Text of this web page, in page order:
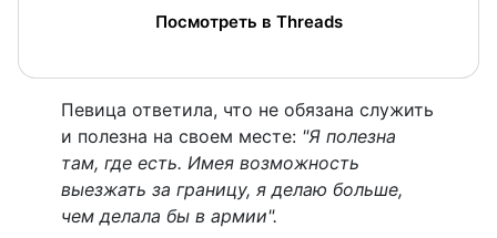
Посмотреть в Threads
Певица ответила, что не обязана служить
и полезна на своем месте: "Я полезна
там, где есть. Имея возможность
выезжать за границу, я делаю больше,
чем делала бы в армии".